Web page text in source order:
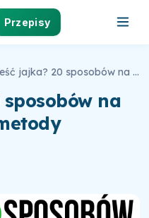
Przepisy
Jak jeść jajka? 20 sposobów na jajka - najlepsze metody
na